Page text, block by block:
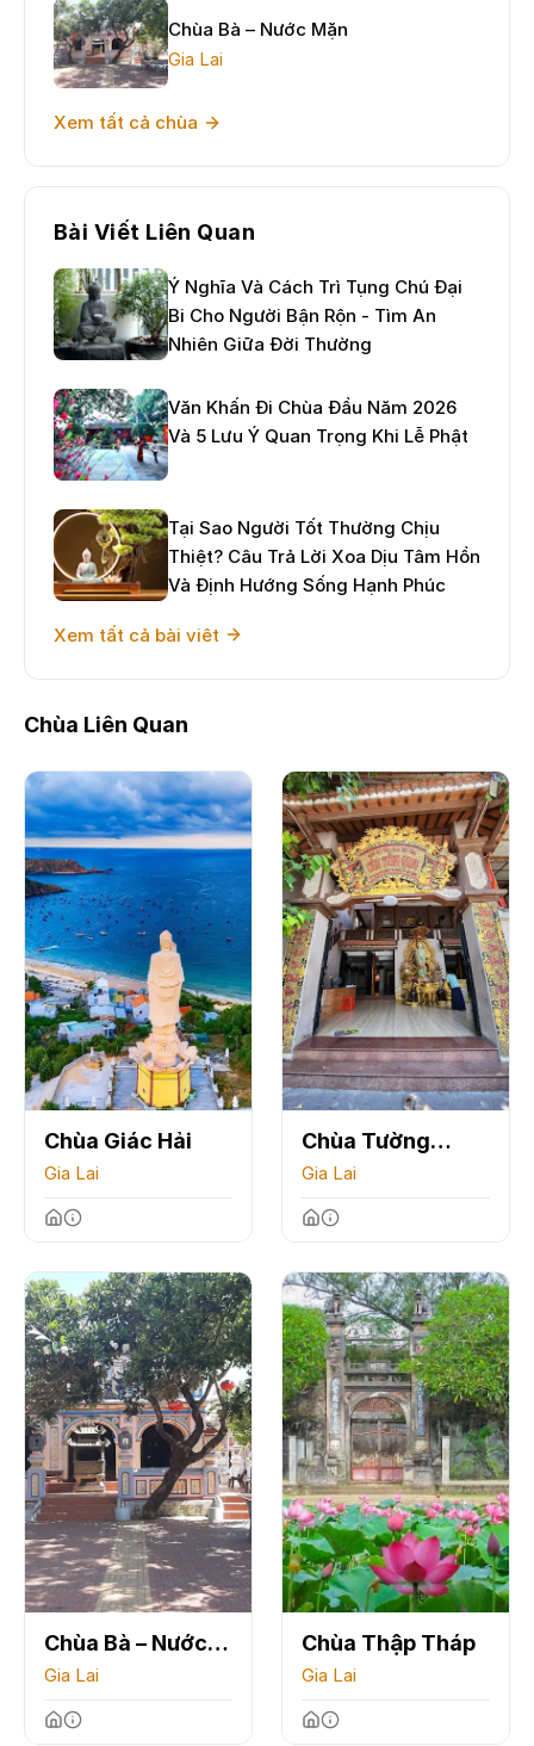
Chùa Bà – Nước Mặn
Gia Lai
Xem tất cả chùa
Bài Viết Liên Quan
Ý Nghĩa Và Cách Trì Tụng Chú Đại
Bi Cho Người Bận Rộn - Tìm An
Nhiên Giữa Đời Thường
Văn Khấn Đi Chùa Đầu Năm 2026
Và 5 Lưu Ý Quan Trọng Khi Lễ Phật
Tại Sao Người Tốt Thường Chịu
Thiệt? Câu Trả Lời Xoa Dịu Tâm Hồn
Và Định Hướng Sống Hạnh Phúc
Xem tất cả bài viêt
Chùa Liên Quan
Chùa Giác Hải
Gia Lai
Chùa Tường
Quang
Gia Lai
Chùa Bà – Nước
Mặn
Gia Lai
Chùa Thập Tháp
Gia Lai